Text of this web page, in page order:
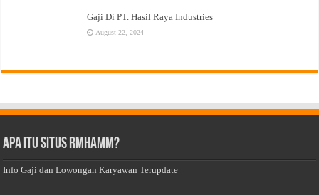
Gaji Di PT. Hasil Raya Industries
August 22, 2024
Apa Itu Situs Rmhamm?
Info Gaji dan Lowongan Karyawan Terupdate